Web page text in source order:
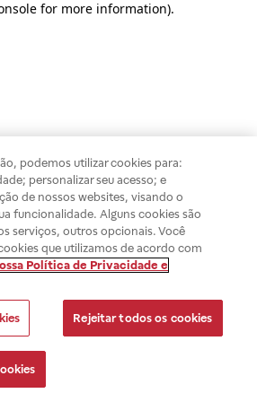
for more information).
podemos utilizar cookies para:
personalizar seu acesso; e
de nossos websites, visando o
funcionalidade. Alguns cookies são
serviços, outros opcionais. Você
que utilizamos de acordo com
Política de Privacidade e
Rejeitar todos os cookies